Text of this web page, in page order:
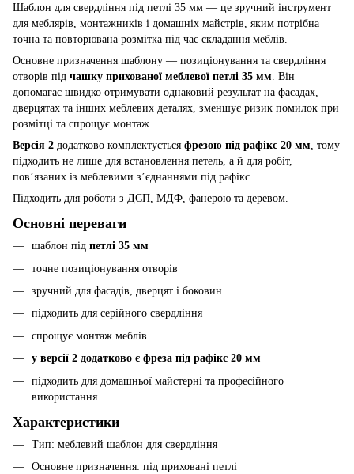
Шаблон для свердління під петлі 35 мм — це зручний інструмент
для меблярів, монтажників і домашніх майстрів, яким потрібна
точна та повторювана розмітка під час складання меблів.
Основне призначення шаблону — позиціонування та свердління
отворів під чашку прихованої меблевої петлі 35 мм . Він
допомагає швидко отримувати однаковий результат на фасадах,
дверцятах та інших меблевих деталях, зменшує ризик помилок при
розмітці та спрощує монтаж.
Версія 2 додатково комплектується фрезою під рафікс 20 мм , тому
підходить не лише для встановлення петель, а й для робіт,
пов’язаних із меблевими з’єднаннями під рафікс.
Підходить для роботи з ДСП, МДФ, фанерою та деревом.
Основні переваги
шаблон під петлі 35 мм
точне позиціонування отворів
зручний для фасадів, дверцят і боковин
підходить для серійного свердління
спрощує монтаж меблів
у версії 2 додатково є фреза під рафікс 20 мм
підходить для домашньої майстерні та професійного
використання
Характеристики
Тип: меблевий шаблон для свердління
Основне призначення: під приховані петлі